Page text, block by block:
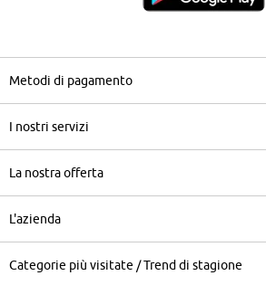
Metodi di pagamento
I nostri servizi
La nostra offerta
L'azienda
Categorie più visitate / Trend di stagione